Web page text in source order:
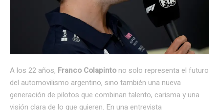
A los 22 años, Franco Colapinto no solo representa el futuro
del automovilismo argentino, sino también una nueva
generación de pilotos que combinan talento, carisma y una
visión clara de lo que quieren. En una entrevista